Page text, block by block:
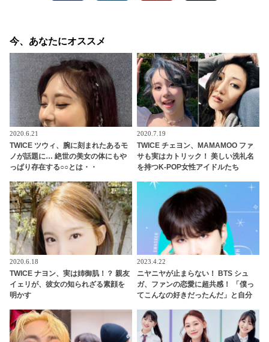
今、あなたにオススメ
2020.6.21
TWICE ツウィ、腕に刻まれたあるモ
ノが話題に… 絶世の美女の体にもや
っぱり存在する○○とは・・
2020.7.19
TWICE チェヨン、MAMAMOO ファ
サも実はカトリック！ 美しい洗礼名
を持つK-POP女性アイドルたち
2020.6.18
TWICE ナヨン、実は姉御肌！？ 親友
イェリが、彼女の知られざる素顔を
明かす
2023.4.22
ニヤニヤが止まらない！ BTS シュ
ガ、ファンの恋愛に超共感！ 「僕っ
てこんなの好きだったんだ」と自分
ワクワクする様子がかわいすぎる